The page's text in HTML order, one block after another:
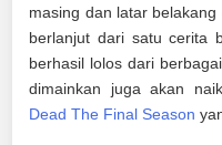
masing dan latar
berlanjut dari satu cerita
berhasil lolos dari
dimainkan juga akan
Dead The Final Season